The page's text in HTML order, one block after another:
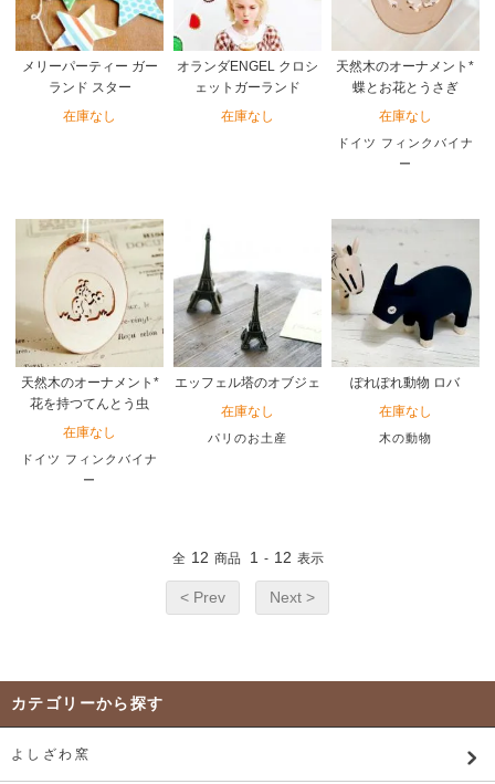
メリーパーティー ガー
ランド スター
在庫なし
オランダENGEL クロシ
ェットガーランド
在庫なし
天然木のオーナメント*
蝶とお花とうさぎ
在庫なし
ドイツ フィンクバイナ
ー
天然木のオーナメント*
花を持つてんとう虫
在庫なし
ドイツ フィンクバイナ
ー
エッフェル塔のオブジェ
在庫なし
パリのお土産
ぽれぽれ動物 ロバ
在庫なし
木の動物
全 12 商品 1 - 12 表示
< Prev Next >
カテゴリーから探す
よしざわ窯